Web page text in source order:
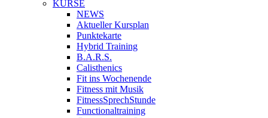
KURSE
NEWS
Aktueller Kursplan
Punktekarte
Hybrid Training
B.A.R.S.
Calisthenics
Fit ins Wochenende
Fitness mit Musik
FitnessSprechStunde
Functionaltraining